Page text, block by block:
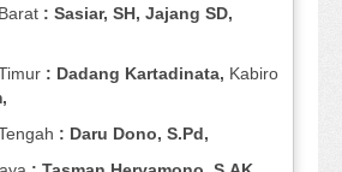
: Sasiar, SH, Jajang SD,
: Dadang Kartadinata, Kabiro
: Daru Dono, S.Pd,